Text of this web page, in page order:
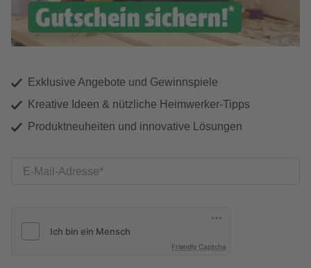
Exklusive Angebote und Gewinnspiele
Kreative Ideen & nützliche Heimwerker-Tipps
Produktneuheiten und innovative Lösungen
E-Mail-Adresse
Friendly Captcha